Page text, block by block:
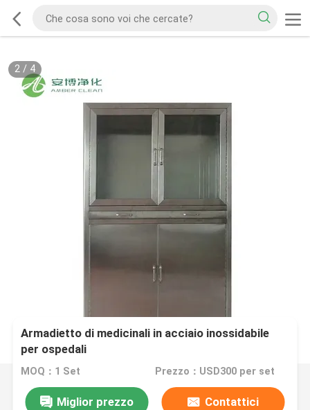
2/ 4
Armadietto di medicinali in acciaio inossidabile
per ospedali
MOQ：1 Set Prezzo：USD300 per set
Miglior prezzo Contattici